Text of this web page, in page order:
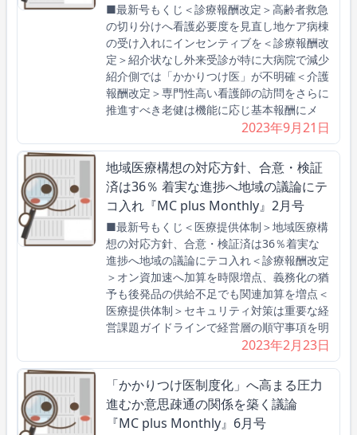
■最新号もくじ＜診療報酬改定＞高齢者救急
の切り分けへ看護必要度を見直し地ケア病棟
の受け入れにインセンティブを＜診療報酬改
定＞紹介状なし外来受診が特に大病院で減少
紹介側では「かかりつけ医」が不明確＜介護
報酬改定＞専門性高い看護師の訪問をさらに
推進すべき老健は機能に応じ基本報酬にメ
2023年9月21日
地域医療構想の対応方針、合意・検証
済は36％ 着実な進捗へ地域の議論にテ
コ入れ『MC plus Monthly』2月号
■最新号もくじ＜医療提供体制＞地域医療構
想の対応方針、合意・検証済は36％着実な
進捗へ地域の議論にテコ入れ＜診療報酬改定
＞オン資加速へ加算を時限増点、義務化の猶
予も後発品の供給不足でも関連加算を増点＜
医療提供体制＞セキュリティ対策は重要な経
営課題ガイドラインで経営層の順守事項を明
2023年2月23日
「かかりつけ医制度化」へ高まる圧力
進むか意思疎通の関係を築く議論
『MC plus Monthly』6月号